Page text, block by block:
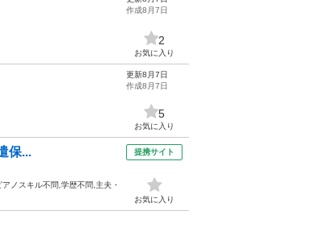
作成8月7日
2
お気に入り
更新8月7日
作成8月7日
5
お気に入り
保...
ノスキル不問,学歴不問,主夫・
提携サイト
お気に入り